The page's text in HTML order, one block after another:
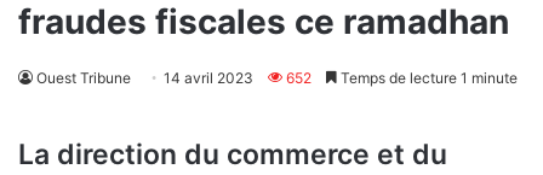
fraudes fiscales ce ramadhan
Ouest Tribune 14 avril 2023 652 Temps de lecture 1 minute
La direction du commerce et du